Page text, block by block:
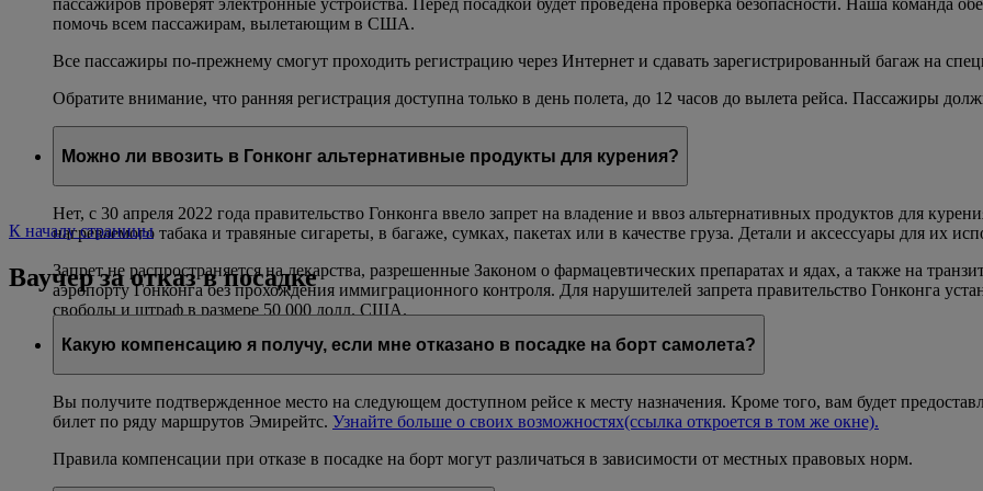
пассажиров проверят электронные устройства. Перед посадкой будет проведена проверка безопасности. Наша команда
помочь всем пассажирам, вылетающим в США.
Все пассажиры по-прежнему смогут проходить регистрацию через Интернет и сдавать зарегистрированный багаж на
Обратите внимание, что ранняя регистрация доступна только в день полета, до 12 часов до вылета рейса. Пассажиры
Можно ли ввозить в Гонконг альтернативные продукты для курения?
Нет, с 30 апреля 2022 года правительство Гонконга ввело запрет на владение и ввоз альтернативных продуктов для
нагреваемого табака и травяные сигареты, в багаже, сумках, пакетах или в качестве груза. Детали и аксессуары для их
Запрет не распространяется на лекарства, разрешенные Законом о фармацевтических препаратах и ядах, а также на
аэропорту Гонконга без прохождения иммиграционного контроля. Для нарушителей запрета правительство Гонконга
свободы и штраф в размере 50 000 долл. США.
К началу страницы
Ваучер за отказ в посадке
Какую компенсацию я получу, если мне отказано в посадке на борт самолета?
Вы получите подтвержденное место на следующем доступном рейсе к месту назначения. Кроме того, вам будет
билет по ряду маршрутов Эмирейтс. Узнайте больше о своих возможностях(ссылка откроется в том же окне).
Правила компенсации при отказе в посадке на борт могут различаться в зависимости от местных правовых норм.